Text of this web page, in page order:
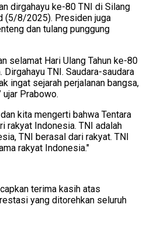
dirgahayu ke-80 TNI di Silang
(5/8/2025). Presiden juga
dan tulang punggung
selamat Hari Ulang Tahun ke-80
TNI. Saudara-saudara
ingat sejarah perjalanan bangsa,
ujar Prabowo.
kita mengerti bahwa Tentara
rakyat Indonesia. TNI adalah
TNI berasal dari rakyat. TNI
rakyat Indonesia."
terima kasih atas
yang ditorehkan seluruh